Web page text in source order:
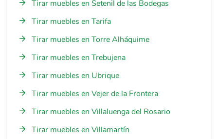
Tirar muebles en Setenil de las Bodegas
Tirar muebles en Tarifa
Tirar muebles en Torre Alháquime
Tirar muebles en Trebujena
Tirar muebles en Ubrique
Tirar muebles en Vejer de la Frontera
Tirar muebles en Villaluenga del Rosario
Tirar muebles en Villamartín